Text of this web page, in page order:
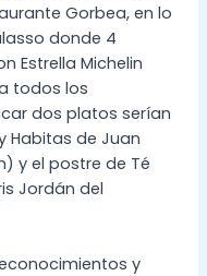
Gorbea, en lo
donde 4
Estrella Michelin
todos los
dos platos serían
Habitas de Juan
y el postre de Té
Jordán del
y